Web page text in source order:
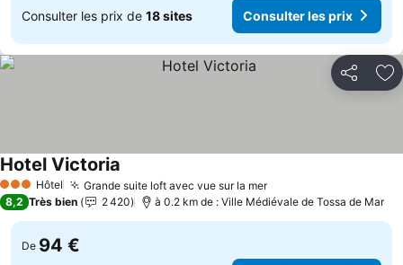
Consulter les prix de 18 sites Consulter les prix
Partager
3 ÉtoilesHôtel Grande suite loft avec vue sur la merConsulter les prix
Hotel Victoria
8,2 Très bien 2 420 à 0.2 km de : Ville Médiévale de Tossa de Mar
De 94 €